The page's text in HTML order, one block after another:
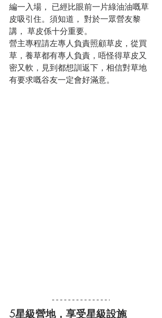
編一入場， 已經比眼前一片綠油油嘅草
皮吸引住。須知道， 對於一眾營友黎
講， 草皮係十分重要。
營主專程請左專人負責照顧草皮，從買
草，養草都有專人負責，唔怪得草皮又
密又軟，見到都想訓返下，相信對草地
有要求嘅谷友一定會好滿意。
5星級營地，享受星級設施